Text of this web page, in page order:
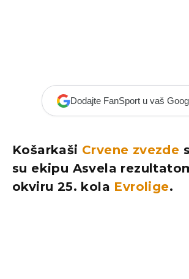
Dodajte FanSport u vaš
Košarkaši Crvene zvezde
su ekipu Asvela
okviru 25. kola Evrolige.